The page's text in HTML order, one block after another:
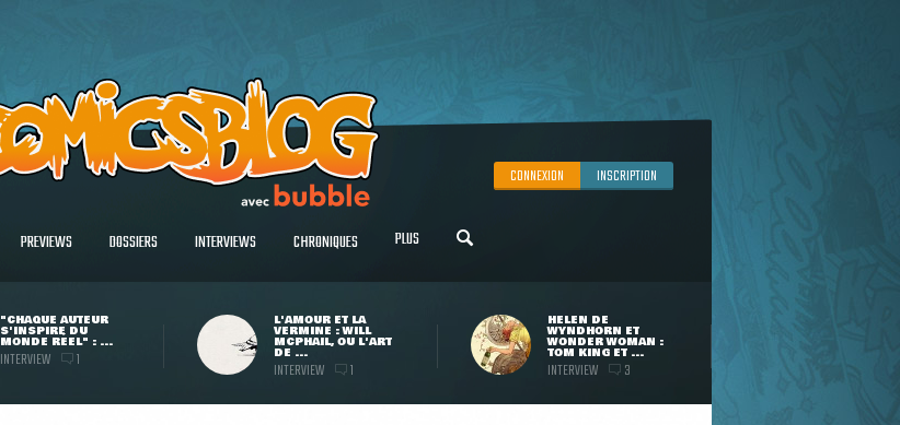
CONNEXION INSCRIPTION
PREVIEWS DOSSIERS INTERVIEWS CHRONIQUES PLUS
"CHAQUE AUTEUR
S'INSPIRE DU
MONDE RÉEL" : ...
INTERVIEW 1
L'AMOUR ET LA
VERMINE : WILL
MCPHAIL, OU L'ART
DE ...
INTERVIEW 1
HELEN DE
WYNDHORN ET
WONDER WOMAN :
TOM KING ET ...
INTERVIEW 3